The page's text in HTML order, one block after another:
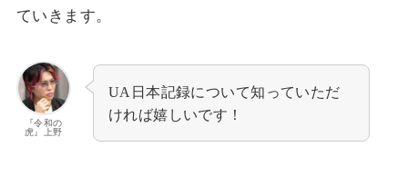
ていきます。
『令和の
虎』上野
UA日本記録について知っていただ
ければ嬉しいです！